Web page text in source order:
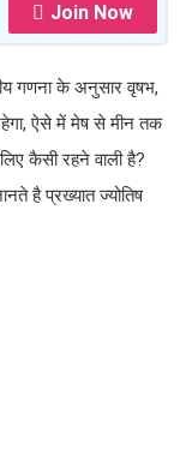
Join Now
गणना के अनुसार वृषभ,
ऐसे में मेष से मीन तक
कैसी रहने वाली है?
है प्रख्यात ज्योतिष